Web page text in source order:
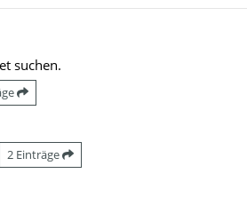
suchen.
2 Einträge